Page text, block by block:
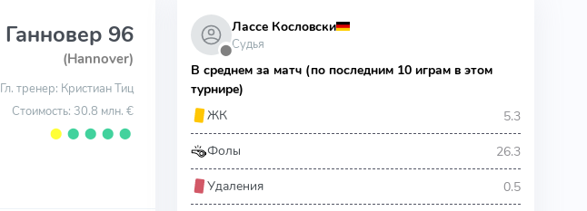
Ганновер 96
(Hannover)
Гл. тренер: Кристиан Тиц
Стоимость: 30.8 млн. €
⬤ ⬤ ⬤ ⬤ ⬤
⬤
Лассе Кословски
Судья
В среднем за матч (по последним 10 играм в этом
турнире)
ЖК
5.3
Фолы 26.3
Удаления 0.5